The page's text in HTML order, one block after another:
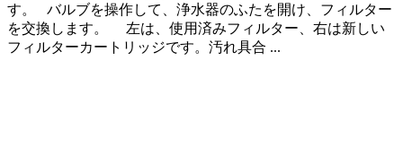
す。 バルブを操作して、浄水器のふたを開け、フィルター
を交換します。 左は、使用済みフィルター、右は新しい
フィルターカートリッジです。汚れ具合 ...